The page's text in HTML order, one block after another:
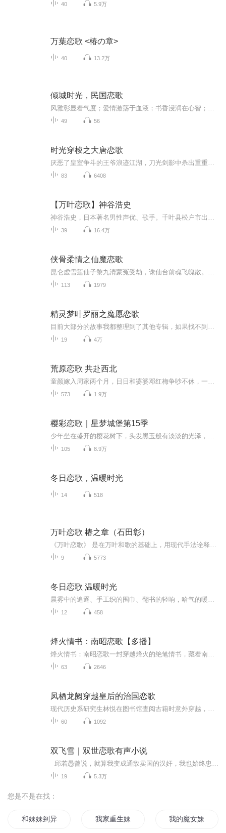
40 5.9万
万葉恋歌 <椿の章>
40 13.2万
倾城时光，民国恋歌
49 56
时光穿梭之大唐恋歌
83 6408
【万叶恋歌】神谷浩史
39 16.4万
侠骨柔情之仙魔恋歌
113 1979
精灵梦叶罗丽之魔愿恋歌
19 4万
荒原恋歌 共赴西北
573 1.9万
樱彩恋歌｜星梦城堡第15季
105 8.9万
冬日恋歌，温暖时光
14 518
万叶恋歌 椿之章（石田彰）
9 5773
冬日恋歌 温暖时光
12 458
烽火情书：南昭恋歌【多播】
63 2646
凤栖龙阙穿越皇后的治国恋歌
60 1092
双飞雪｜双世恋歌有声小说
19 5.3万
您是不是在找：
和妹妹到异界当个魔王 我家重生妹妹 我的魔女妹妹们